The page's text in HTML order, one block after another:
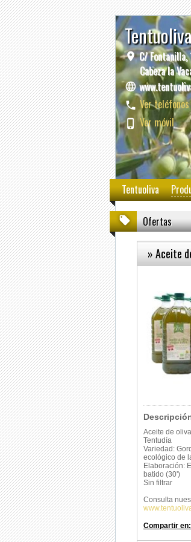
C/ Fontanilla,
Cabeza la
Ver teléfonos
Ver móvil
Tentuoliva
Ofertas
» Aceite
Aceite de
Tentudía
Variedad:
ecológico de
Elaboración:
batido (30')
Sin filtrar
Consulta
Compartir en: